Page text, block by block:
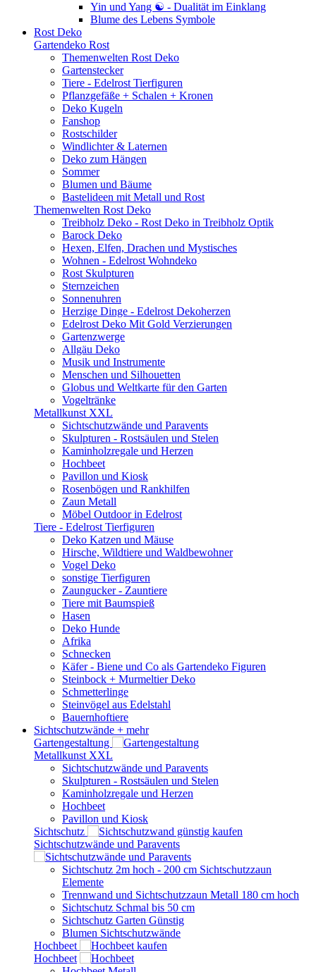
Yin und Yang ☯ - Dualität im Einklang
Blume des Lebens Symbole
Rost Deko
Gartendeko Rost
Themenwelten Rost Deko
Gartenstecker
Tiere - Edelrost Tierfiguren
Pflanzgefäße + Schalen + Kronen
Deko Kugeln
Fanshop
Rostschilder
Windlichter & Laternen
Deko zum Hängen
Sommer
Blumen und Bäume
Bastelideen mit Metall und Rost
Themenwelten Rost Deko
Treibholz Deko - Rost Deko in Treibholz Optik
Barock Deko
Hexen, Elfen, Drachen und Mystisches
Wohnen - Edelrost Wohndeko
Rost Skulpturen
Sternzeichen
Sonnenuhren
Herzige Dinge - Edelrost Dekoherzen
Edelrost Deko Mit Gold Verzierungen
Gartenzwerge
Allgäu Deko
Musik und Instrumente
Menschen und Silhouetten
Globus und Weltkarte für den Garten
Vogeltränke
Metallkunst XXL
Sichtschutzwände und Paravents
Skulpturen - Rostsäulen und Stelen
Kaminholzregale und Herzen
Hochbeet
Pavillon und Kiosk
Rosenbögen und Rankhilfen
Zaun Metall
Möbel Outdoor in Edelrost
Tiere - Edelrost Tierfiguren
Deko Katzen und Mäuse
Hirsche, Wildtiere und Waldbewohner
Vogel Deko
sonstige Tierfiguren
Zaungucker - Zauntiere
Tiere mit Baumspieß
Hasen
Deko Hunde
Afrika
Schnecken
Käfer - Biene und Co als Gartendeko Figuren
Steinbock + Murmeltier Deko
Schmetterlinge
Steinvögel aus Edelstahl
Bauernhoftiere
Sichtschutzwände + mehr
Gartengestaltung
Metallkunst XXL
Sichtschutzwände und Paravents
Skulpturen - Rostsäulen und Stelen
Kaminholzregale und Herzen
Hochbeet
Pavillon und Kiosk
Sichtschutz
Sichtschutzwände und Paravents
Sichtschutz 2m hoch - 200 cm Sichtschutzzaun
Elemente
Trennwand und Sichtschutzzaun Metall 180 cm hoch
Sichtschutz Schmal bis 50 cm
Sichtschutz Garten Günstig
Blumen Sichtschutzwände
Hochbeet
Hochbeet